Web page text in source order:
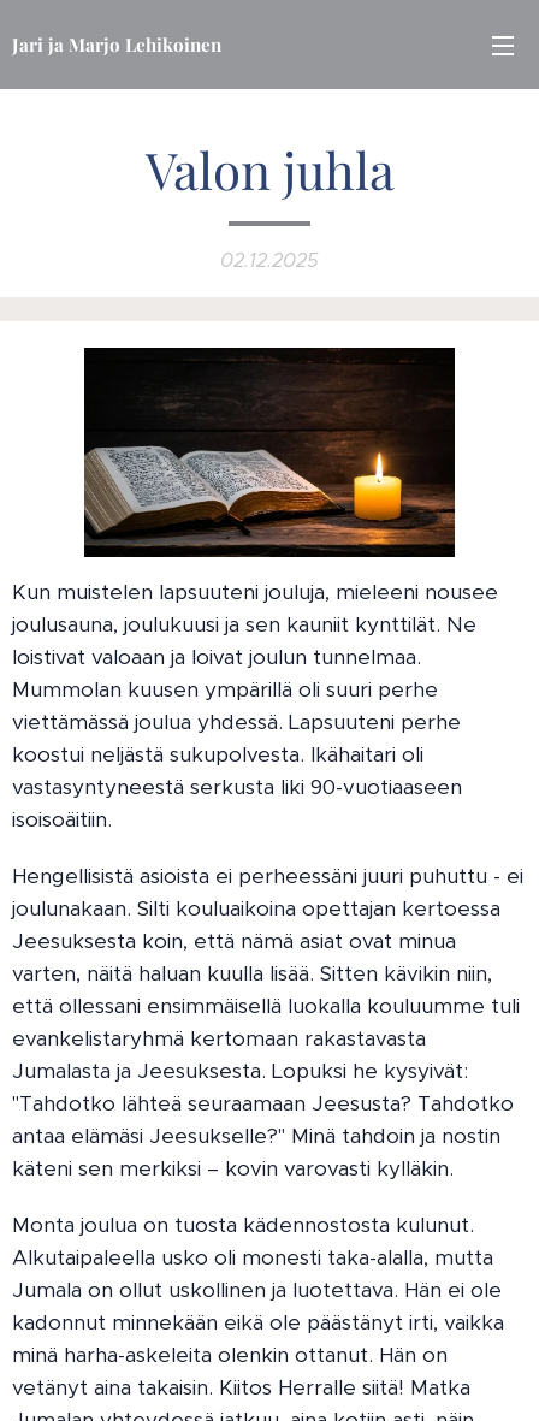
Jari ja Marjo Lehikoinen
Valon juhla
02.12.2025
Kun muistelen lapsuuteni jouluja, mieleeni nousee
joulusauna, joulukuusi ja sen kauniit kynttilät. Ne
loistivat valoaan ja loivat joulun tunnelmaa.
Mummolan kuusen ympärillä oli suuri perhe
viettämässä joulua yhdessä. Lapsuuteni perhe
koostui neljästä sukupolvesta. Ikähaitari oli
vastasyntyneestä serkusta liki 90-vuotiaaseen
isoisoäitiin.
Hengellisistä asioista ei perheessäni juuri puhuttu - ei
joulunakaan. Silti kouluaikoina opettajan kertoessa
Jeesuksesta koin, että nämä asiat ovat minua
varten, näitä haluan kuulla lisää. Sitten kävikin niin,
että ollessani ensimmäisellä luokalla kouluumme tuli
evankelistaryhmä kertomaan rakastavasta
Jumalasta ja Jeesuksesta. Lopuksi he kysyivät:
"Tahdotko lähteä seuraamaan Jeesusta? Tahdotko
antaa elämäsi Jeesukselle?" Minä tahdoin ja nostin
käteni sen merkiksi – kovin varovasti kylläkin.
Monta joulua on tuosta kädennostosta kulunut.
Alkutaipaleella usko oli monesti taka-alalla, mutta
Jumala on ollut uskollinen ja luotettava. Hän ei ole
kadonnut minnekään eikä ole päästänyt irti, vaikka
minä harha-askeleita olenkin ottanut. Hän on
vetänyt aina takaisin. Kiitos Herralle siitä! Matka